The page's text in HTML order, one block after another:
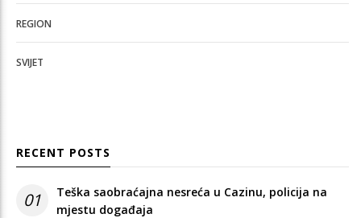
REGION
SVIJET
RECENT POSTS
01
Teška saobraćajna nesreća u Cazinu, policija na
mjestu događaja